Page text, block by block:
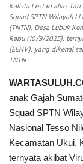
Kalista Lestari alias
Squad SPTN Wilayah I
(TNTN), Desa Lubuk
Rabu (10/9/2025),
(EEHV), yang dikenal
TNTN
anak Gajah
Squad SPTN
Nasional Tesso
Kecamatan Ukui,
ternyata akibat